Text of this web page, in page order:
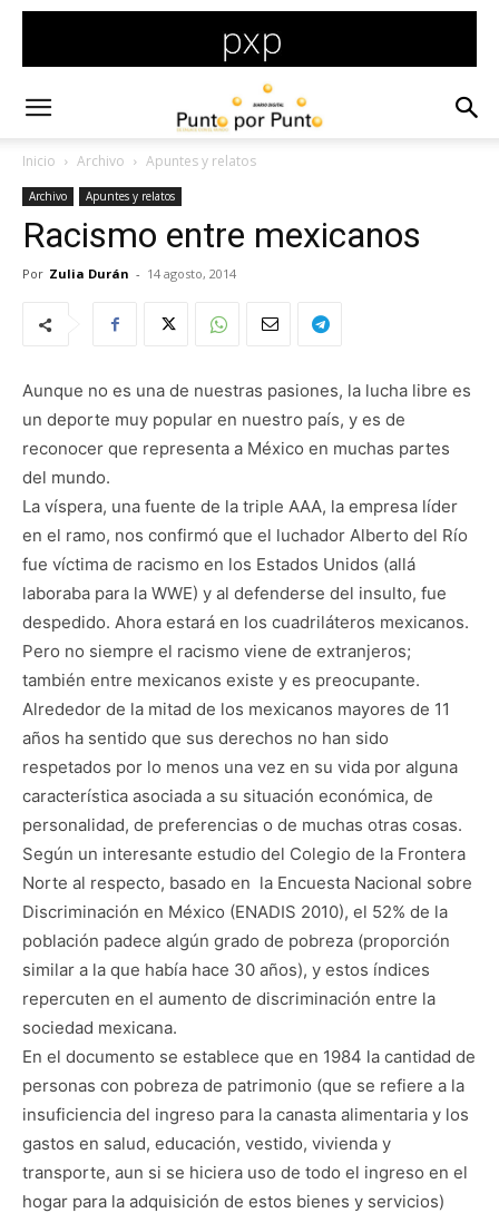
Inicio Archivo Apuntes y relatos
Archivo Apuntes y relatos
Racismo entre mexicanos
Por Zulia Durán - 14 agosto, 2014
Aunque no es una de nuestras pasiones, la lucha libre es
un deporte muy popular en nuestro país, y es de
reconocer que representa a México en muchas partes
del mundo.
La víspera, una fuente de la triple AAA, la empresa líder
en el ramo, nos confirmó que el luchador Alberto del Río
fue víctima de racismo en los Estados Unidos (allá
laboraba para la WWE) y al defenderse del insulto, fue
despedido. Ahora estará en los cuadriláteros mexicanos.
Pero no siempre el racismo viene de extranjeros;
también entre mexicanos existe y es preocupante.
Alrededor de la mitad de los mexicanos mayores de 11
años ha sentido que sus derechos no han sido
respetados por lo menos una vez en su vida por alguna
característica asociada a su situación económica, de
personalidad, de preferencias o de muchas otras cosas.
Según un interesante estudio del Colegio de la Frontera
Norte al respecto, basado en la Encuesta Nacional sobre
Discriminación en México (ENADIS 2010), el 52% de la
población padece algún grado de pobreza (proporción
similar a la que había hace 30 años), y estos índices
repercuten en el aumento de discriminación entre la
sociedad mexicana.
En el documento se establece que en 1984 la cantidad de
personas con pobreza de patrimonio (que se refiere a la
insuficiencia del ingreso para la canasta alimentaria y los
gastos en salud, educación, vestido, vivienda y
transporte, aun si se hiciera uso de todo el ingreso en el
hogar para la adquisición de estos bienes y servicios)